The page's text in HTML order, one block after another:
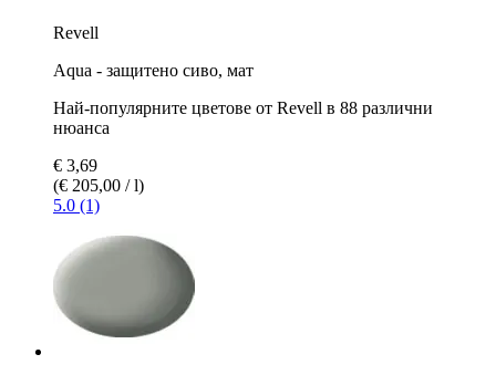
Revell
Aqua - защитено сиво, мат
Най-популярните цветове от Revell в 88 различни
нюанса
€ 3,69
(€ 205,00 / l)
5.0 (1)